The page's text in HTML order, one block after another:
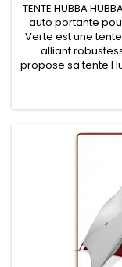
TENTE HUBBA
auto portante
Verte est une
alliant
propose sa tente
légère format